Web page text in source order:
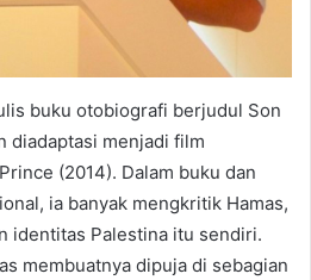
buku otobiografi berjudul Son
diadaptasi menjadi film
(2014). Dalam buku dan
ia banyak mengkritik Hamas,
identitas Palestina itu sendiri.
membuatnya dipuja di sebagian